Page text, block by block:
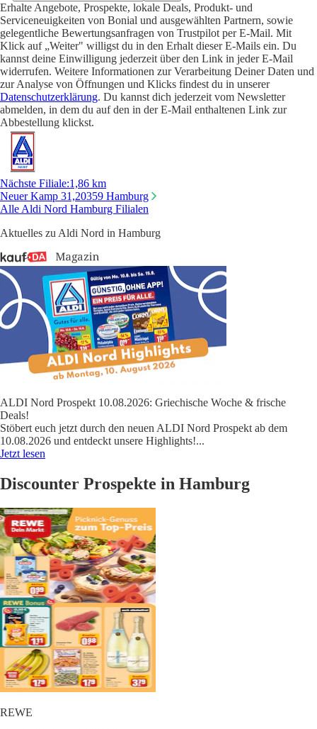
Erhalte Angebote, Prospekte, lokale Deals, Produkt- und
Serviceneuigkeiten von Bonial und ausgewählten Partnern, sowie
gelegentliche Bewertungsanfragen von Trustpilot per E-Mail. Mit
Klick auf „Weiter" willigst du in den Erhalt dieser E-Mails ein. Du
kannst deine Einwilligung jederzeit über den Link in jeder E-Mail
widerrufen. Weitere Informationen zur Verarbeitung Deiner Daten und
zur Analyse von Öffnungen und Klicks findest du in unserer
Datenschutzerklärung. Du kannst dich jederzeit vom Newsletter
abmelden, in dem du auf den in der E-Mail enthaltenen Link zur
Abbestellung klickst.
Nächste Filiale:1,86 km
Neuer Kamp 31,20359 Hamburg
Alle Aldi Nord Hamburg Filialen
Aktuelles zu Aldi Nord in Hamburg
ALDI Nord Prospekt 10.08.2026: Griechische Woche & frische
Deals!
Stöbert euch jetzt durch den neuen ALDI Nord Prospekt ab dem
10.08.2026 und entdeckt unsere Highlights!...
Jetzt lesen
Discounter Prospekte in Hamburg
REWE